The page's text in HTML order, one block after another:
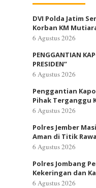
DVI Polda Jatim
Korban KM
6 Agustus 2026
PENGGANTIAN
PRESIDEN”
6 Agustus 2026
Penggantian
Pihak Terganggu
6 Agustus 2026
Polres Jember
Aman di Titik
6 Agustus 2026
Polres Jombang
Kekeringan dan
6 Agustus 2026